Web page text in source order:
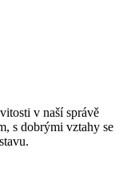
v naší správě
s dobrými vztahy se